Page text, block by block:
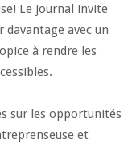
Le journal invite
avec un
à rendre les
sur les opportunités
et